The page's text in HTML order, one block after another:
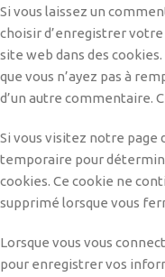
Si vous laissez un
choisir d’enregistrer
site web dans des
que vous n’ayez pas à
d’un autre commentaire.
Si vous visitez notre page
temporaire pour
cookies. Ce cookie ne
supprimé lorsque vous
Lorsque vous vous
pour enregistrer vos